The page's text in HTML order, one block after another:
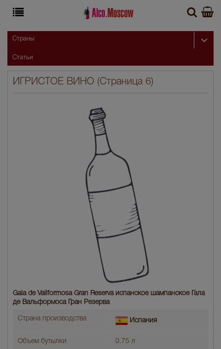
ИГРИСТОЕ ВИНО (Страница 6)
Gala de Vallformosa Gran Reserva испанское шампанское Гала
де Вальформоса Гран Резерва
Страна производства Испания
Объем бутылки 0.75 л
Страны
Статьи